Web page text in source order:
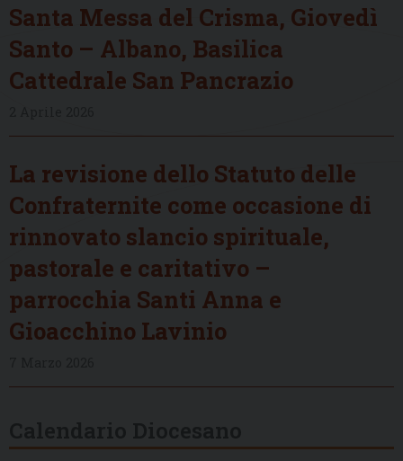
Santa Messa del Crisma, Giovedì
Santo – Albano, Basilica
Cattedrale San Pancrazio
La revisione dello Statuto delle
Confraternite come occasione di
rinnovato slancio spirituale,
pastorale e caritativo –
parrocchia Santi Anna e
Gioacchino Lavinio